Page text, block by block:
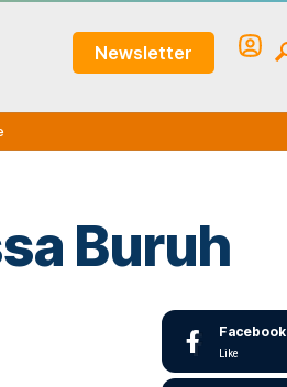
Newsletter
Buruh
Facebook
Like